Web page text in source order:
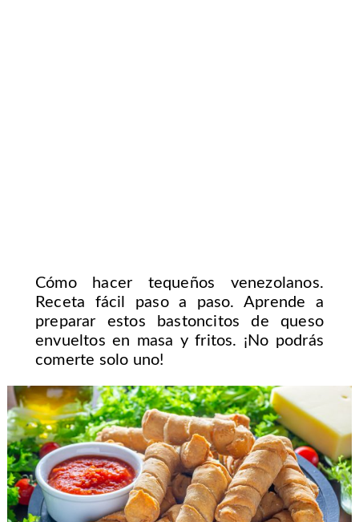
Cómo hacer tequeños venezolanos.
Receta fácil paso a paso. Aprende a
preparar estos bastoncitos de queso
envueltos en masa y fritos. ¡No podrás
comerte solo uno!